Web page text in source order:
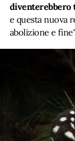
diventerebbero
e questa nuova
abolizione e